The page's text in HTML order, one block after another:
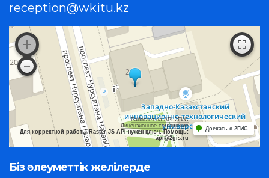
reception@wkitu.kz
Работает на API 2ГИС
Лицензионное соглашение
Для корректной работы Raster JS API нужен ключ. Помощь:
api@2gis.ru
Доехать с 2ГИС
Біз әлеуметтік желілерде